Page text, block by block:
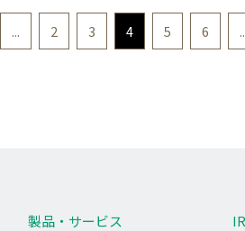
... 2 3 4 5 6
製品・サービス